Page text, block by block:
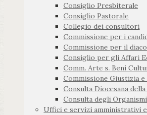
Consiglio Presbiterale
Consiglio Pastorale
Collegio dei consultori
Commissione per i
Commissione per il
Consiglio per gli Affari
Comm. Arte s. Beni
Commissione Giustizia e
Consulta Diocesana
Consulta degli
Uffici e servizi amministrativi